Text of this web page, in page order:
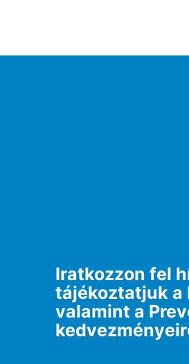
Iratkozzon fel
tájékoztatjuk a
valamint a